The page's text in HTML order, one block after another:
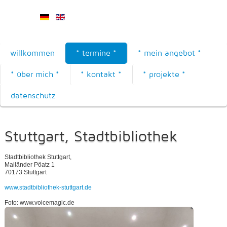
willkommen * termine * * mein angebot *
* über mich * * kontakt * * projekte *
datenschutz
Stuttgart, Stadtbibliothek
Stadtbibliothek Stuttgart,
Mailänder Pöatz 1
70173 Stuttgart
www.stadtbibliothek-stuttgart.de
Foto: www.voicemagic.de